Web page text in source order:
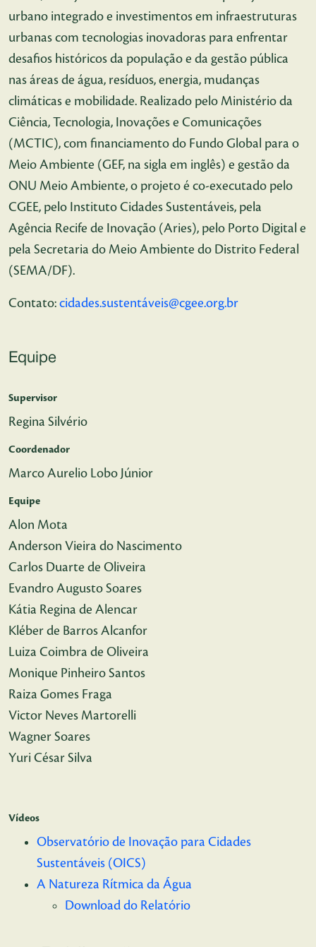
urbano integrado e investimentos em infraestruturas
urbanas com tecnologias inovadoras para enfrentar
desafios históricos da população e da gestão pública
nas áreas de água, resíduos, energia, mudanças
climáticas e mobilidade. Realizado pelo Ministério da
Ciência, Tecnologia, Inovações e Comunicações
(MCTIC), com financiamento do Fundo Global para o
Meio Ambiente (GEF, na sigla em inglês) e gestão da
ONU Meio Ambiente, o projeto é co-executado pelo
CGEE, pelo Instituto Cidades Sustentáveis, pela
Agência Recife de Inovação (Aries), pelo Porto Digital e
pela Secretaria do Meio Ambiente do Distrito Federal
(SEMA/DF).
Contato: cidades.sustentáveis@cgee.org.br
Equipe
Supervisor
Regina Silvério
Coordenador
Marco Aurelio Lobo Júnior
Equipe
Alon Mota
Anderson Vieira do Nascimento
Carlos Duarte de Oliveira
Evandro Augusto Soares
Kátia Regina de Alencar
Kléber de Barros Alcanfor
Luiza Coimbra de Oliveira
Monique Pinheiro Santos
Raiza Gomes Fraga
Victor Neves Martorelli
Wagner Soares
Yuri César Silva
Vídeos
Observatório de Inovação para Cidades
Sustentáveis (OICS)
A Natureza Rítmica da Água
Download do Relatório